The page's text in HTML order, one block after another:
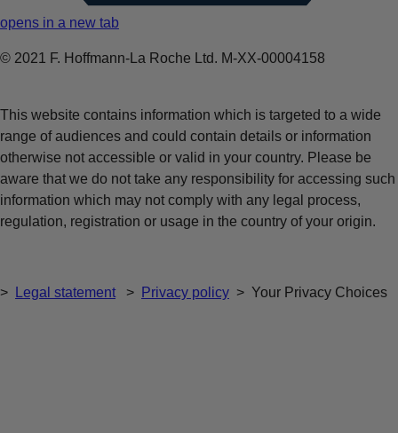
opens in a new tab
© 2021 F. Hoffmann-La Roche Ltd. M-XX-00004158
This website contains information which is targeted to a wide
range of audiences and could contain details or information
otherwise not accessible or valid in your country. Please be
aware that we do not take any responsibility for accessing such
information which may not comply with any legal process,
regulation, registration or usage in the country of your origin.
> Legal statement > Privacy policy > Your Privacy Choices